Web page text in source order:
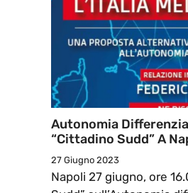
Autonomia
“Cittadino Sudd” A
27 Giugno 2023
Napoli 27 giugno, ore